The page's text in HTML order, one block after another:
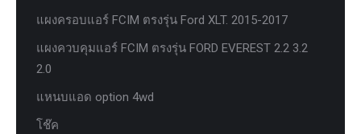
แผงครอบแอร์ FCIM ตรงรุ่น Ford XLT. 2015-2017
แผงควบคุมแอร์ FCIM ตรงรุ่น FORD EVEREST 2.2 3.2
2.0
แหนบแอด option 4wd
โช๊ค